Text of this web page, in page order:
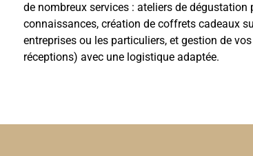
de nombreux services : ateliers de
connaissances, création de coffrets cadeaux
entreprises ou les particuliers, et gestion de
réceptions) avec une logistique adaptée.